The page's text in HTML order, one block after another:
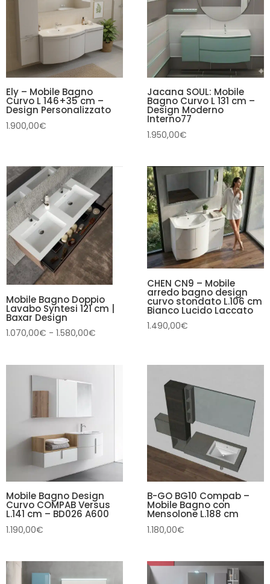
Ely – Mobile Bagno
Curvo L 146+35 cm –
Design Personalizzato
1.900,00€
Jacana SOUL: Mobile
Bagno Curvo L 131 cm –
Design Moderno
Interno77
1.950,00€
Mobile Bagno Doppio
Lavabo Syntesi 121 cm |
Baxar Design
1.070,00€ - 1.580,00€
CHEN CN9 – Mobile
arredo bagno design
curvo stondato L.106 cm
Bianco Lucido Laccato
1.490,00€
Mobile Bagno Design
Curvo COMPAB Versus
L.141 cm – BD026 A600
1.190,00€
B-GO BG10 Compab –
Mobile Bagno con
Mensolone L.188 cm
1.180,00€